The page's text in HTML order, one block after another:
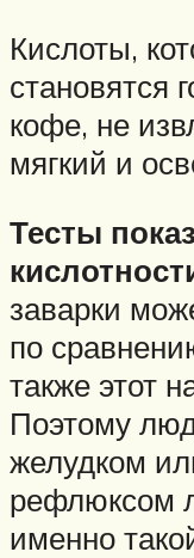
Кислоты,
становятся
кофе, не
мягкий и
Тесты
заварки
по
также этот
Поэтому
желудком
рефлюксом
именно